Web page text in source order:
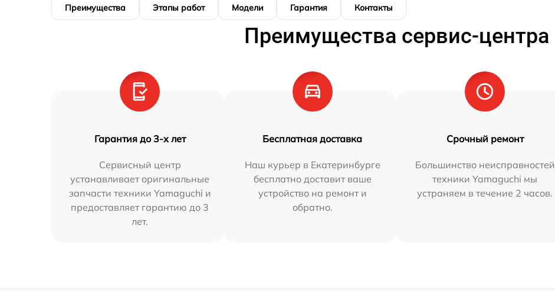
Преимущества Этапы работ Модели Гарантия Контакты
Преимущества сервис-центра
Гарантия до 3-х лет
Сервисный центр
устанавливает оригинальные
запчасти техники Yamaguchi и
предоставляет гарантию до 3
лет.
Бесплатная доставка
Наш курьер в Екатеринбурге
бесплатно доставит ваше
устройство на ремонт и
обратно.
Срочный ремонт
Большинство неисправностей
техники Yamaguchi мы
устраняем в течение 2 часов.